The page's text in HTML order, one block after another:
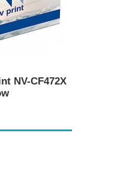
NV-CF472X